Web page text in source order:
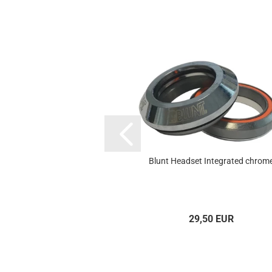
Blunt Headset Integrated
29,50 EUR